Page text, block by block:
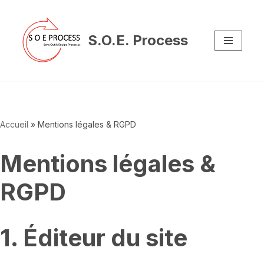
Aller
contenu
S.O.E. Process
Accueil » Mentions légales & RGPD
Mentions légales &
RGPD
1. Éditeur du site